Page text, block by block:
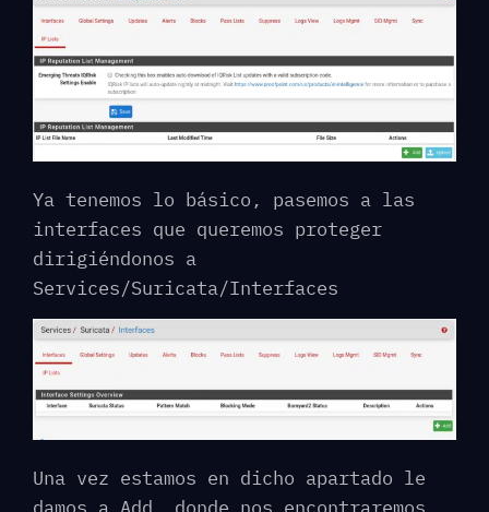
Ya tenemos lo básico, pasemos a las
interfaces que queremos proteger
dirigiéndonos a
Services/Suricata/Interfaces
Una vez estamos en dicho apartado le